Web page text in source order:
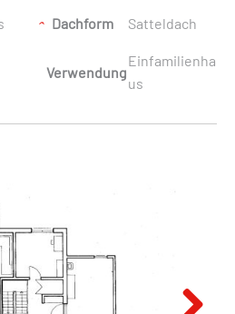
Dachform Satteldach
Verwendung
Einfamilienha
us